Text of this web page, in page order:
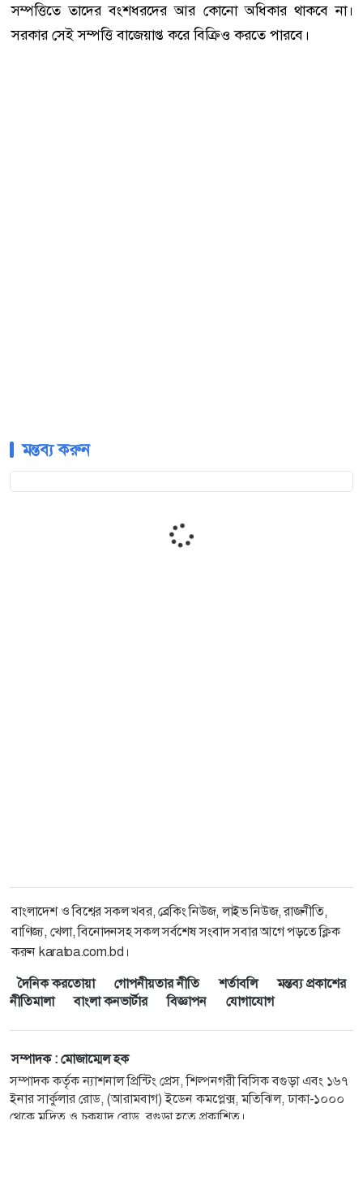
সম্পত্তিতে তাদের বংশধরদের আর কোনো অধিকার থাকবে না।
সরকার সেই সম্পত্তি বাজেয়াপ্ত করে বিক্রিও করতে পারবে।
মন্তব্য করুন
বাংলাদেশ ও বিশ্বের সকল খবর, ব্রেকিং নিউজ, লাইভ নিউজ, রাজনীতি,
বাণিজ্য, খেলা, বিনোদনসহ সকল সর্বশেষ সংবাদ সবার আগে পড়তে ক্লিক
করুন karatoa.com.bd।
দৈনিক করতোয়া
গোপনীয়তার নীতি শর্তাবলি
মন্তব্য প্রকাশের
নীতিমালা
বাংলা কনভার্টার বিজ্ঞাপন যোগাযোগ
সম্পাদক : মোজাম্মেল হক
সম্পাদক কর্তৃক ন্যাশনাল প্রিন্টিং প্রেস, শিল্পনগরী বিসিক বগুড়া এবং ১৬৭
ইনার সার্কুলার রোড, (আরামবাগ) ইডেন কমপ্লেক্স, মতিঝিল, ঢাকা-১০০০
থেকে মুদ্রিত ও চকযাদু রোড, বগুড়া হতে প্রকাশিত।